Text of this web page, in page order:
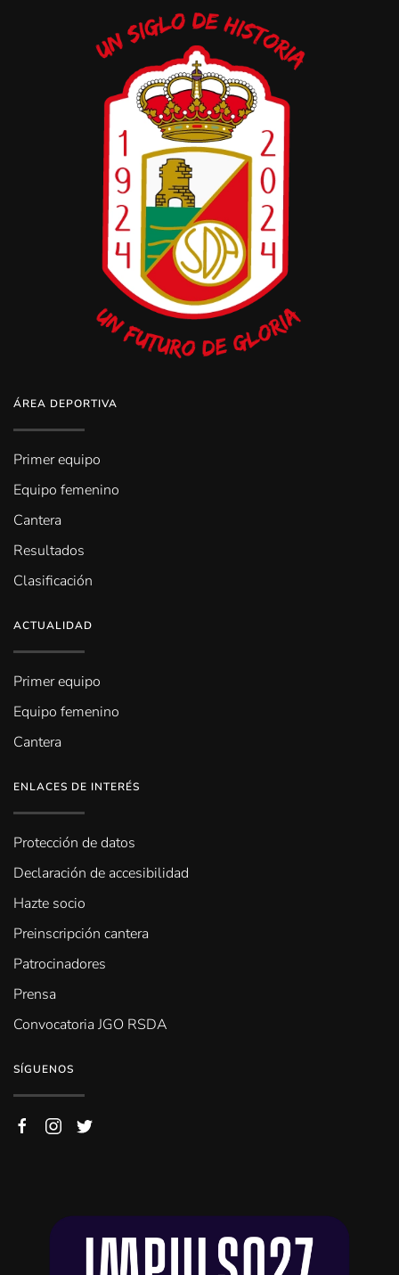
ÁREA DEPORTIVA
Primer equipo
Equipo femenino
Cantera
Resultados
Clasificación
ACTUALIDAD
Primer equipo
Equipo femenino
Cantera
ENLACES DE INTERÉS
Protección de datos
Declaración de accesibilidad
Hazte socio
Preinscripción cantera
Patrocinadores
Prensa
Convocatoria JGO RSDA
SÍGUENOS